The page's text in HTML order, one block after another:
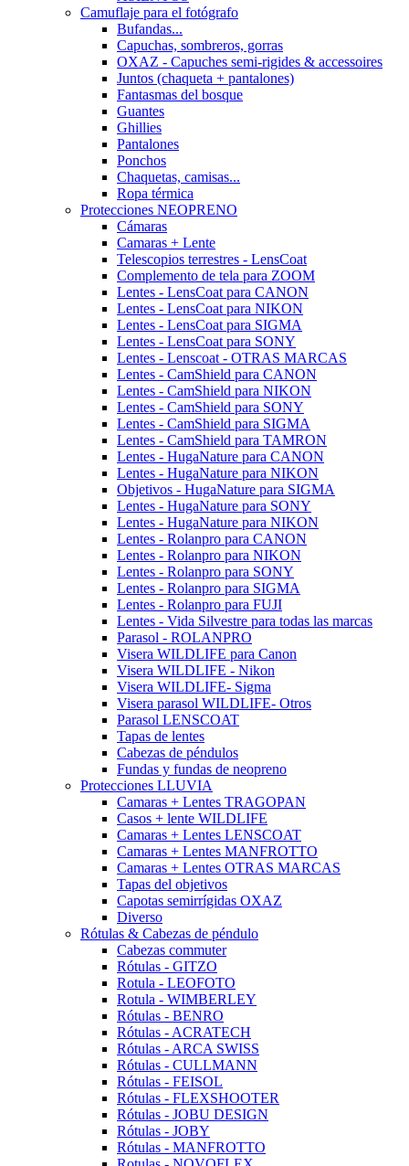
Camuflaje para el fotógrafo
Bufandas...
Capuchas, sombreros, gorras
OXAZ - Capuches semi-rigides & accessoires
Juntos (chaqueta + pantalones)
Fantasmas del bosque
Guantes
Ghillies
Pantalones
Ponchos
Chaquetas, camisas...
Ropa térmica
Protecciones NEOPRENO
Cámaras
Camaras + Lente
Telescopios terrestres - LensCoat
Complemento de tela para ZOOM
Lentes - LensCoat para CANON
Lentes - LensCoat para NIKON
Lentes - LensCoat para SIGMA
Lentes - LensCoat para SONY
Lentes - Lenscoat - OTRAS MARCAS
Lentes - CamShield para CANON
Lentes - CamShield para NIKON
Lentes - CamShield para SONY
Lentes - CamShield para SIGMA
Lentes - CamShield para TAMRON
Lentes - HugaNature para CANON
Lentes - HugaNature para NIKON
Objetivos - HugaNature para SIGMA
Lentes - HugaNature para SONY
Lentes - HugaNature para NIKON
Lentes - Rolanpro para CANON
Lentes - Rolanpro para NIKON
Lentes - Rolanpro para SONY
Lentes - Rolanpro para SIGMA
Lentes - Rolanpro para FUJI
Lentes - Vida Silvestre para todas las marcas
Parasol - ROLANPRO
Visera WILDLIFE para Canon
Visera WILDLIFE - Nikon
Visera WILDLIFE- Sigma
Visera parasol WILDLIFE- Otros
Parasol LENSCOAT
Tapas de lentes
Cabezas de péndulos
Fundas y fundas de neopreno
Protecciones LLUVIA
Camaras + Lentes TRAGOPAN
Casos + lente WILDLIFE
Camaras + Lentes LENSCOAT
Camaras + Lentes MANFROTTO
Camaras + Lentes OTRAS MARCAS
Tapas del objetivos
Capotas semirrígidas OXAZ
Diverso
Rótulas & Cabezas de péndulo
Cabezas commuter
Rótulas - GITZO
Rotula - LEOFOTO
Rotula - WIMBERLEY
Rótulas - BENRO
Rótulas - ACRATECH
Rótulas - ARCA SWISS
Rótulas - CULLMANN
Rótulas - FEISOL
Rótulas - FLEXSHOOTER
Rótulas - JOBU DESIGN
Rótulas - JOBY
Rótulas - MANFROTTO